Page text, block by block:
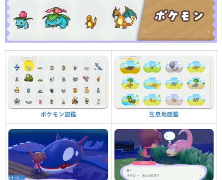
ポケモン図鑑 生息地図鑑